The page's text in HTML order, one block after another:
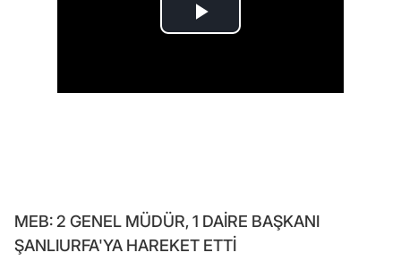
MEB: 2 GENEL MÜDÜR, 1 DAİRE BAŞKANI
ŞANLIURFA'YA HAREKET ETTİ